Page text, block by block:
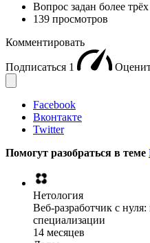
Вопрос задан более
139 просмотров
Комментировать
Подписаться 1
Facebook
Вконтакте
Twitter
Помогут разобраться в теме
Нетология
Веб-разработчик с
специализации
14 месяцев